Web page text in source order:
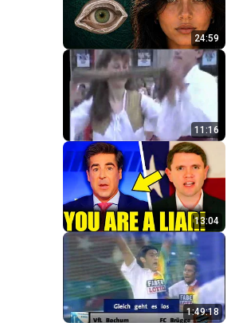
24:59
11:16
13:04
1:49:18